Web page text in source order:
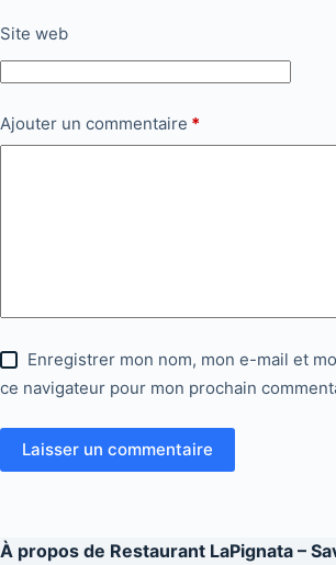
Site web
Ajouter un commentaire *
Enregistrer mon nom, mon e-mail et
ce navigateur pour mon prochain
Laisser un commentaire
À propos de Restaurant LaPignata –